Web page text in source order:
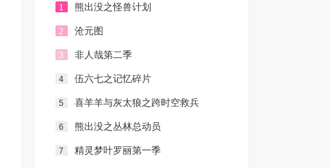
1 熊出没之怪兽计划
2 沧元图
3 非人哉第二季
4 伍六七之记忆碎片
5 喜羊羊与灰太狼之跨时空救兵
6 熊出没之丛林总动员
7 精灵梦叶罗丽第一季